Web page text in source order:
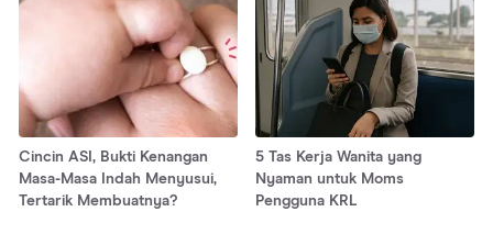
Cincin ASI, Bukti Kenangan
Masa-Masa Indah Menyusui,
Tertarik Membuatnya?
5 Tas Kerja Wanita yang
Nyaman untuk Moms
Pengguna KRL